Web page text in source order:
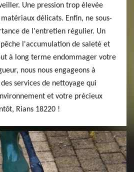
Une pression trop élevée
délicats. Enfin, ne sous-
de l'entretien régulier. Un
l'accumulation de saleté et
à long terme endommager votre
nous nous engageons à
services de nettoyage qui
et votre précieux
Rians 18220 !